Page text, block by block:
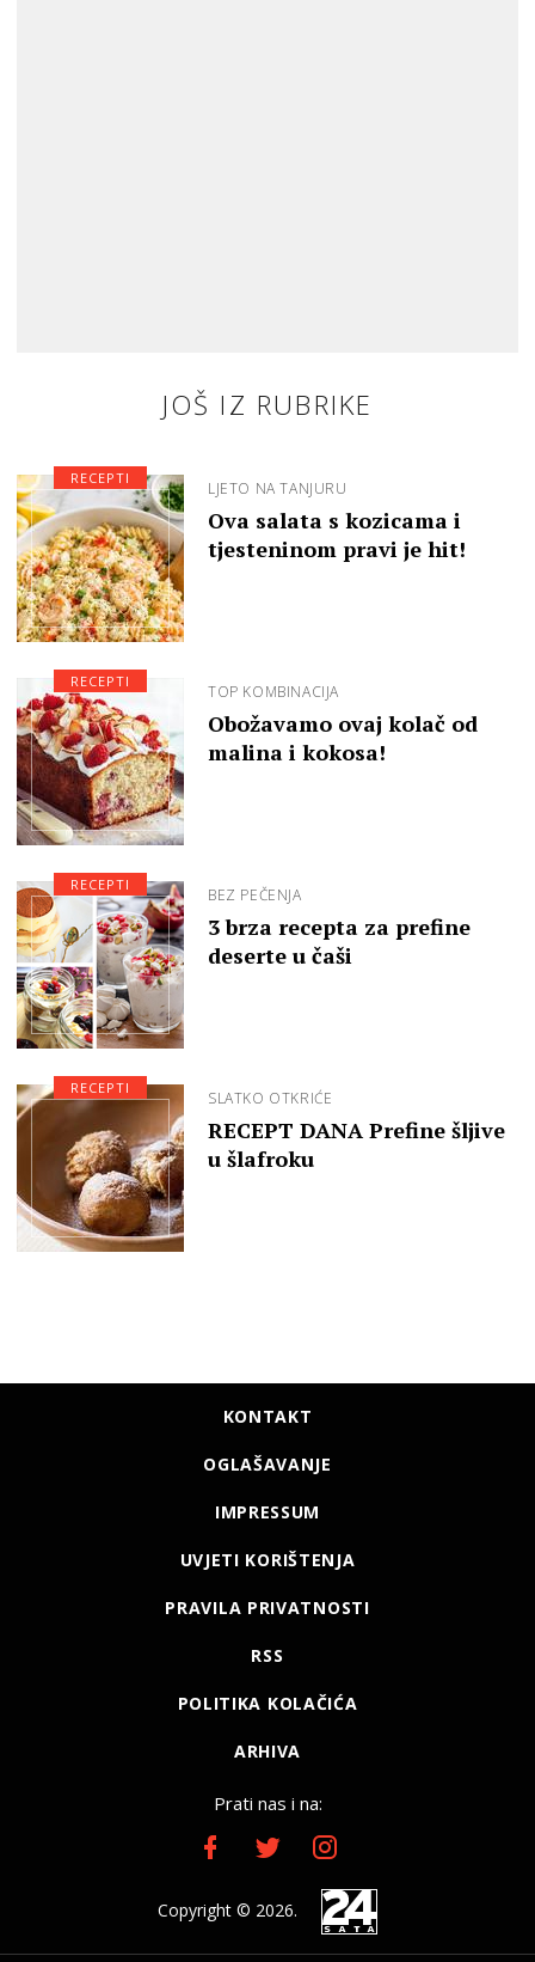
JOŠ IZ RUBRIKE
LJETO NA TANJURU
Ova salata s kozicama i
tjesteninom pravi je hit!
RECEPTI
TOP KOMBINACIJA
Obožavamo ovaj kolač od
malina i kokosa!
RECEPTI
BEZ PEČENJA
3 brza recepta za prefine
deserte u čaši
RECEPTI
SLATKO OTKRIĆE
RECEPT DANA Prefine šljive
u šlafroku
RECEPTI
KONTAKT
OGLAŠAVANJE
IMPRESSUM
UVJETI KORIŠTENJA
PRAVILA PRIVATNOSTI
RSS
POLITIKA KOLAČIĆA
ARHIVA
Prati nas i na:
Copyright © 2026.